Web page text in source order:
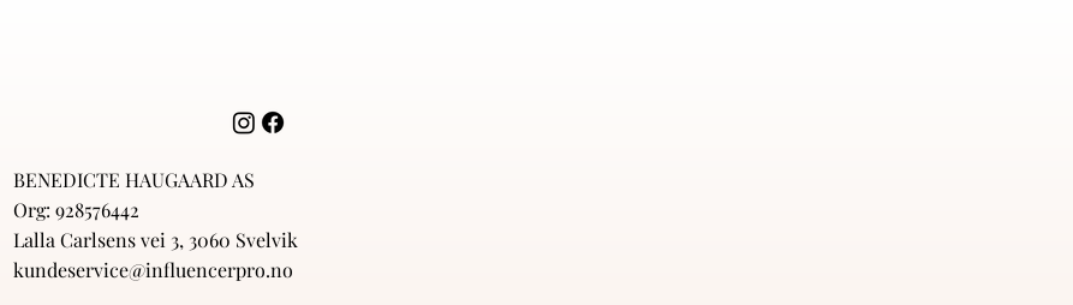
BENEDICTE HAUGAARD AS
Org: 928576442
Lalla Carlsens vei 3, 3060 Svelvik
kundeservice@influencerpro.no